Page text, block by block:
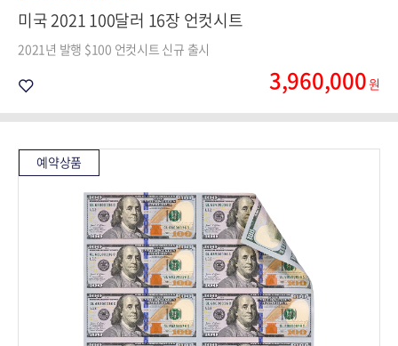
미국 2021 100달러 16장 언컷시트
2021년 발행 $100 언컷시트 신규 출시
3,960,000원
예약상품